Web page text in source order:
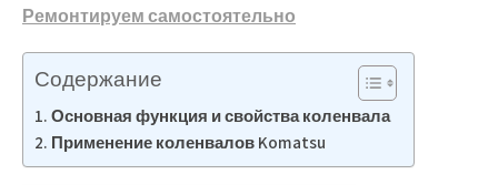
Ремонтируем самостоятельно
Содержание
Основная функция и свойства коленвала
Применение коленвалов Komatsu